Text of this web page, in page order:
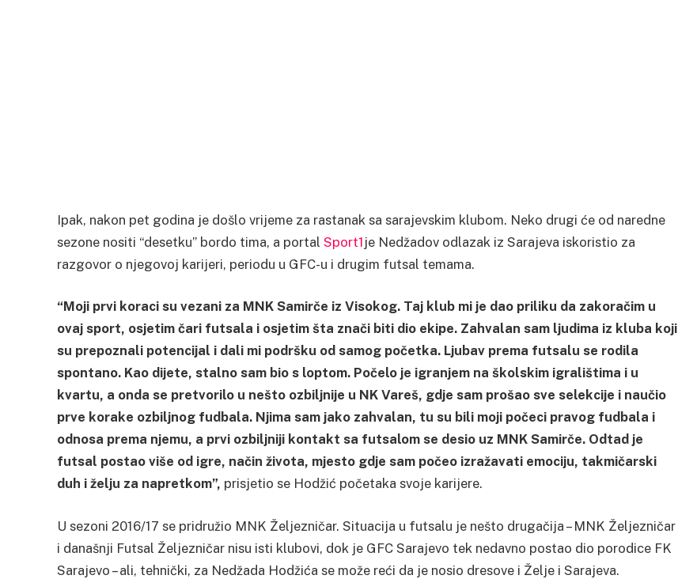
Ipak, nakon pet godina je došlo vrijeme za rastanak sa sarajevskim klubom. Neko drugi će od naredne
sezone nositi “desetku” bordo tima, a portal Sport1 je Nedžadov odlazak iz Sarajeva iskoristio za
razgovor o njegovoj karijeri, periodu u GFC-u i drugim futsal temama.
“Moji prvi koraci su vezani za MNK Samirče iz Visokog. Taj klub mi je dao priliku da zakoračim u
ovaj sport, osjetim čari futsala i osjetim šta znači biti dio ekipe. Zahvalan sam ljudima iz kluba koji
su prepoznali potencijal i dali mi podršku od samog početka. Ljubav prema futsalu se rodila
spontano. Kao dijete, stalno sam bio s loptom. Počelo je igranjem na školskim igralištima i u
kvartu, a onda se pretvorilo u nešto ozbiljnije u NK Vareš, gdje sam prošao sve selekcije i naučio
prve korake ozbiljnog fudbala. Njima sam jako zahvalan, tu su bili moji počeci pravog fudbala i
odnosa prema njemu, a prvi ozbiljniji kontakt sa futsalom se desio uz MNK Samirče. Odtad je
futsal postao više od igre, način života, mjesto gdje sam počeo izražavati emociju, takmičarski
duh i želju za napretkom”, prisjetio se Hodžić početaka svoje karijere.
U sezoni 2016/17 se pridružio MNK Željezničar. Situacija u futsalu je nešto drugačija – MNK Željezničar
i današnji Futsal Željezničar nisu isti klubovi, dok je GFC Sarajevo tek nedavno postao dio porodice FK
Sarajevo – ali, tehnički, za Nedžada Hodžića se može reći da je nosio dresove i Želje i Sarajeva.